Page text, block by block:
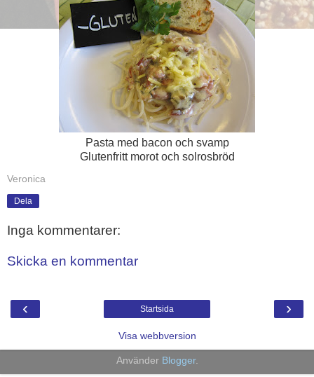
Pasta med bacon och svamp
Glutenfritt morot och solrosbröd
Veronica
Dela
Inga kommentarer:
Skicka en kommentar
‹ ›
Startsida
Visa webbversion
Använder Blogger.